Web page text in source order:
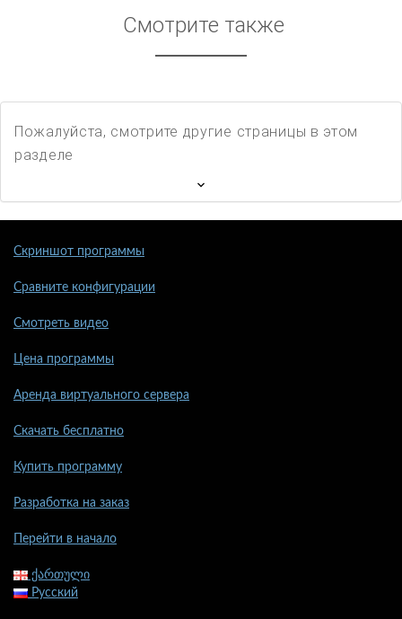
Смотрите также
Пожалуйста, смотрите другие страницы в этом
разделе
Скриншот программы
Сравните конфигурации
Смотреть видео
Цена программы
Аренда виртуального сервера
Скачать бесплатно
Купить программу
Разработка на заказ
Перейти в начало
ქართული
Русский